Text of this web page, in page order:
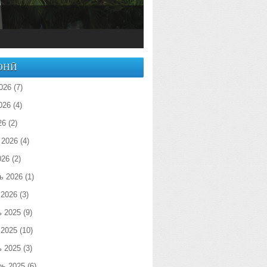
(7)
(4)
(2)
(4)
(2)
2026 (1)
(3)
2025 (9)
(10)
2025 (3)